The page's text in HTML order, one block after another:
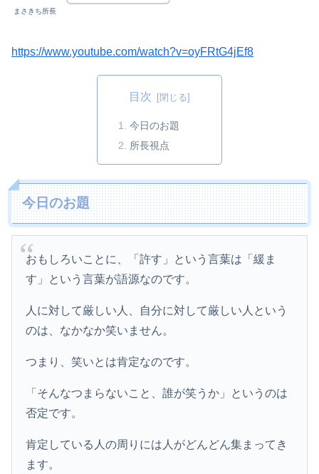
まさきち所長
https://www.youtube.com/watch?v=oyFRtG4jEf8
目次
今日のお題
所長視点
今日のお題
おもしろいことに、「許す」という言葉は「緩ま
す」という言葉が語源なのです。
人に対して厳しい人、自分に対して厳しい人という
のは、なかなか笑いません。
つまり、笑いとは肯定なのです。
「そんなつまらないこと、誰が笑うか」というのは
否定です。
肯定している人の周りには人がどんどん集まってき
ます。